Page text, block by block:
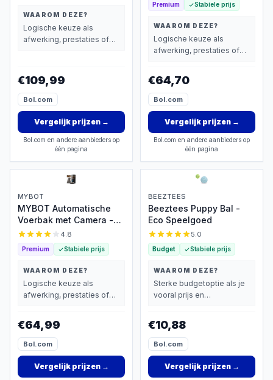
WAAROM DEZE?
Logische keuze als
afwerking, prestaties of
€109,99
Bol.com
Vergelijk prijzen→
Bol.com en andere aanbieders op
één pagina
Premium Stabiele prijs
WAAROM DEZE?
Logische keuze als
afwerking, prestaties of
€64,70
Bol.com
Vergelijk prijzen→
Bol.com en andere aanbieders op
één pagina
MYBOT
MYBOT Automatische
Voerbak met Camera -
4L - App-besturing
4.8
Premium Stabiele prijs
WAAROM DEZE?
Logische keuze als
afwerking, prestaties of
€64,99
Bol.com
Vergelijk prijzen→
BEEZTEES
Beeztees Puppy Bal -
Eco Speelgoed
5.0
Budget Stabiele prijs
WAAROM DEZE?
Sterke budgetoptie als je
vooral prijs en
€10,88
Bol.com
Vergelijk prijzen→